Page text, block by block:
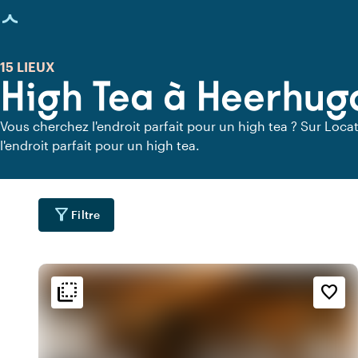
chargée
High Tea à
15 LIEUX
Vous cherchez l'endroit parfait pour un high tea ? Sur
l'endroit parfait pour un high tea.
filter_alt Filtre
flip_to_back favorite_border
flip_to_back Ambiance
info
info
Accessibilité et emplacement
sailing
water
Au bord de l'eau